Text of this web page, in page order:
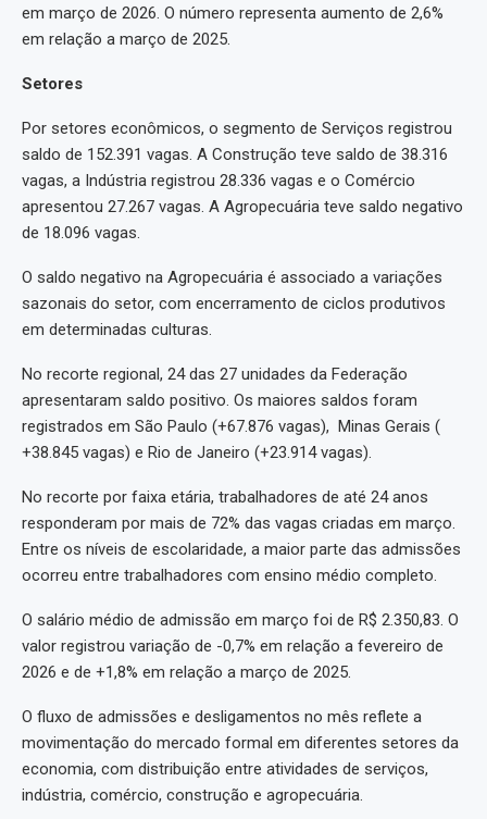
em março de 2026. O número representa aumento de 2,6%
em relação a março de 2025.
Setores
Por setores econômicos, o segmento de Serviços registrou
saldo de 152.391 vagas. A Construção teve saldo de 38.316
vagas, a Indústria registrou 28.336 vagas e o Comércio
apresentou 27.267 vagas. A Agropecuária teve saldo negativo
de 18.096 vagas.
O saldo negativo na Agropecuária é associado a variações
sazonais do setor, com encerramento de ciclos produtivos
em determinadas culturas.
No recorte regional, 24 das 27 unidades da Federação
apresentaram saldo positivo. Os maiores saldos foram
registrados em São Paulo (+67.876 vagas), Minas Gerais (
+38.845 vagas) e Rio de Janeiro (+23.914 vagas).
No recorte por faixa etária, trabalhadores de até 24 anos
responderam por mais de 72% das vagas criadas em março.
Entre os níveis de escolaridade, a maior parte das admissões
ocorreu entre trabalhadores com ensino médio completo.
O salário médio de admissão em março foi de R$ 2.350,83. O
valor registrou variação de -0,7% em relação a fevereiro de
2026 e de +1,8% em relação a março de 2025.
O fluxo de admissões e desligamentos no mês reflete a
movimentação do mercado formal em diferentes setores da
economia, com distribuição entre atividades de serviços,
indústria, comércio, construção e agropecuária.